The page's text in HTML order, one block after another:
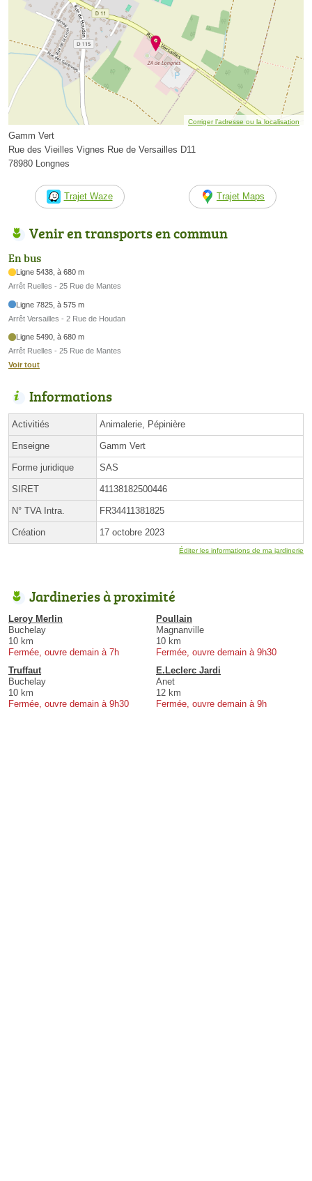
Corriger l’adresse ou la localisation
Gamm Vert
Rue des Vieilles Vignes Rue de Versailles D11
78980 Longnes
Trajet Waze Trajet Maps
Venir en transports en commun
En bus
Ligne 5438, à 680 m
Arrêt Ruelles - 25 Rue de Mantes
Ligne 7825, à 575 m
Arrêt Versailles - 2 Rue de Houdan
Ligne 5490, à 680 m
Arrêt Ruelles - 25 Rue de Mantes
Voir tout
Informations
Activitiés Animalerie, Pépinière
Enseigne Gamm Vert
Forme juridique SAS
SIRET 41138182500446
N° TVA Intra. FR34411381825
Création 17 octobre 2023
Éditer les informations de ma jardinerie
Jardineries à proximité
Leroy Merlin
Buchelay
10 km
Fermée, ouvre demain à 7h
Poullain
Magnanville
10 km
Fermée, ouvre demain à 9h30
Truffaut
Buchelay
10 km
Fermée, ouvre demain à 9h30
E.Leclerc Jardi
Anet
12 km
Fermée, ouvre demain à 9h